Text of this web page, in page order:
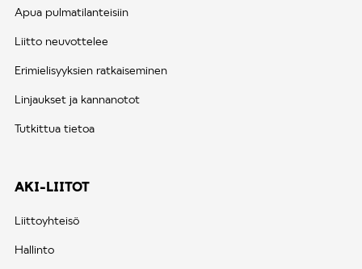
Apua pulmatilanteisiin
Liitto neuvottelee
Erimielisyyksien ratkaiseminen
Linjaukset ja kannanotot
Tutkittua tietoa
AKI-LIITOT
Liittoyhteisö
Hallinto